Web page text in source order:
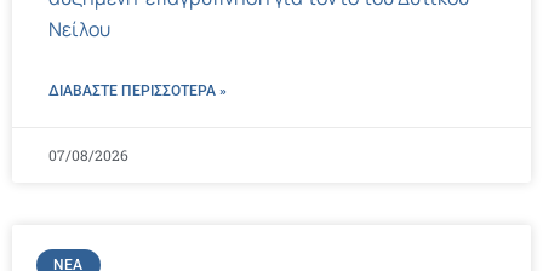
Νείλου
ΔΙΑΒΑΣΤΕ ΠΕΡΙΣΣΌΤΕΡΑ »
07/08/2026
ΝΈΑ